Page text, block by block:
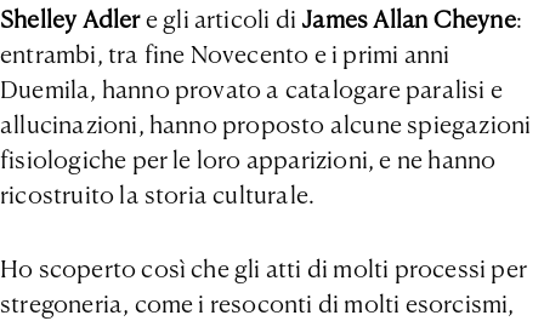
Shelley Adlere gli articoli di James Allan Cheyne:
entrambi, tra fine Novecento e i primi anni
Duemila, hanno provato a catalogare paralisi e
allucinazioni, hanno proposto alcune spiegazioni
fisiologiche per le loro apparizioni, e ne hanno
ricostruito la storia culturale.
Ho scoperto così che gli atti di molti processi per
stregoneria, come i resoconti di molti esorcismi,